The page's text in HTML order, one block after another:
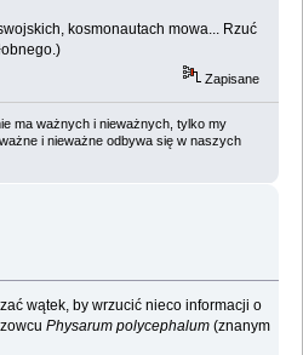
kosmonautach mowa... Rzuć
Zapisane
ma ważnych i nieważnych, tylko my
i nieważne odbywa się w naszych
wątek, by wrzucić nieco informacji o
Physarum polycephalum (znanym